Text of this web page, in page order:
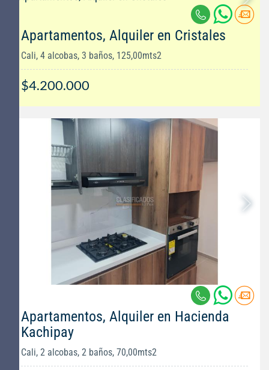
Apartamentos, Alquiler en Cristales
Cali, 4 alcobas, 3 baños, 125,00mts2
$4.200.000
Apartamentos, Alquiler en Hacienda
Kachipay
Cali, 2 alcobas, 2 baños, 70,00mts2